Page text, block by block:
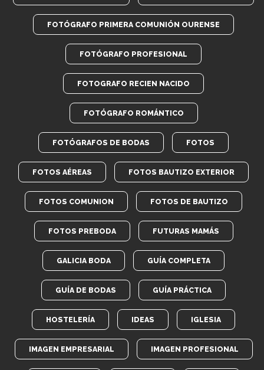
FOTÓGRAFO PRIMERA COMUNIÓN OURENSE
FOTÓGRAFO PROFESIONAL
FOTOGRAFO RECIEN NACIDO
FOTÓGRAFO ROMÁNTICO
FOTÓGRAFOS DE BODAS FOTOS
FOTOS AÉREAS FOTOS BAUTIZO EXTERIOR
FOTOS COMUNION FOTOS DE BAUTIZO
FOTOS PREBODA FUTURAS MAMÁS
GALICIA BODA GUÍA COMPLETA
GUÍA DE BODAS GUÍA PRÁCTICA
HOSTELERÍA IDEAS IGLESIA
IMAGEN EMPRESARIAL IMAGEN PROFESIONAL